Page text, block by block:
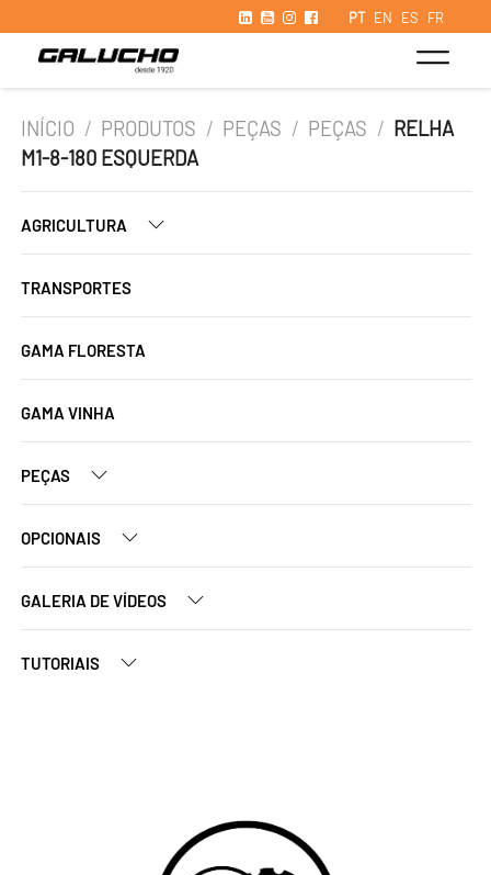
PT EN ES FR
INÍCIO / PRODUTOS / PEÇAS / PEÇAS / RELHA
M1-8-180 ESQUERDA
AGRICULTURA
TRANSPORTES
GAMA FLORESTA
GAMA VINHA
PEÇAS
OPCIONAIS
GALERIA DE VÍDEOS
TUTORIAIS